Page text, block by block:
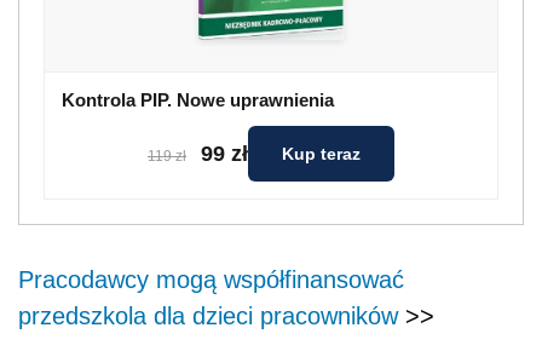
Kontrola PIP. Nowe uprawnienia
119 zł 99 zł Kup teraz
Pracodawcy mogą współfinansować
przedszkola dla dzieci pracowników>>